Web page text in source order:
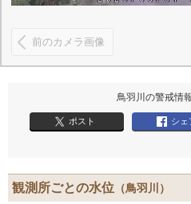
前のカメラ画像
鳥羽川の警戒情
ポスト シェ
観測所ごとの水位 （鳥羽川）